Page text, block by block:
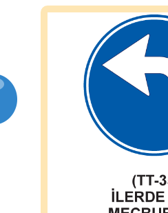
Trafik Çocuk Blog
İletişim